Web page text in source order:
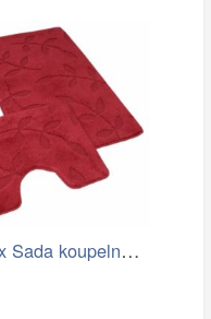
Kvalitex Sada koupelnových předložek…